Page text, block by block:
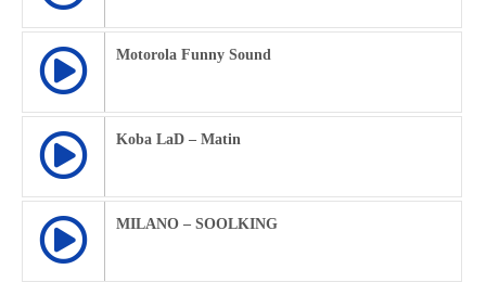
Motorola Funny Sound
Koba LaD – Matin
MILANO – SOOLKING